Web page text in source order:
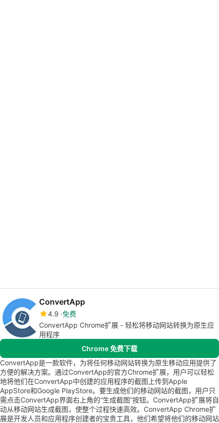
ConvertApp
4.9 免费
ConvertApp Chrome扩展 - 轻松将移动网站转换为原生应
用程序
Chrome 免费下载
ConvertApp是一款软件，为将任何移动网站转换为原生移动应用提供了
方便的解决方案。通过ConvertApp的官方Chrome扩展，用户可以轻松
地将他们在ConvertApp中创建的应用程序的截图上传到Apple
AppStore和Google PlayStore。要生成他们的移动网站的截图，用户只
需点击ConvertApp界面右上角的“生成截图”按钮。ConvertApp扩展将自
动从移动网站生成截图，使整个过程快速高效。ConvertApp Chrome扩
展是开发人员和应用程序创建者的宝贵工具，他们希望将他们的移动网站